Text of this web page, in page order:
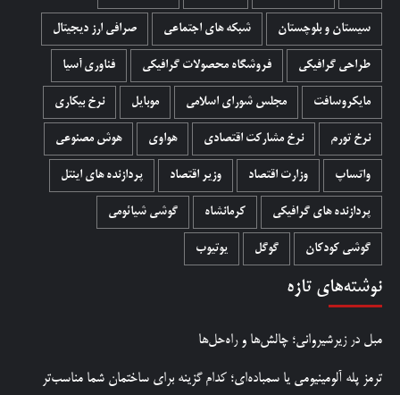
سیستان و بلوچستان شبکه های اجتماعی صرافی ارز دیجیتال
طراحی گرافیکی فروشگاه محصولات گرافيکی فناوری آسیا
مایکروسافت مجلس شورای اسلامی موبایل نرخ بیکاری
نرخ تورم نرخ مشارکت اقتصادی هواوی هوش مصنوعی
واتساپ وزارت اقتصاد وزیر اقتصاد پردازنده های اینتل
پردازنده های گرافیکی کرمانشاه گوشی شیائومی
گوشی کودکان گوگل یوتیوب
نوشته‌های تازه
مبل در زیرشیروانی؛ چالش‌ها و راه‌حل‌ها
ترمز پله آلومینیومی یا سمباده‌ای؛ کدام گزینه برای ساختمان شما مناسب‌تر